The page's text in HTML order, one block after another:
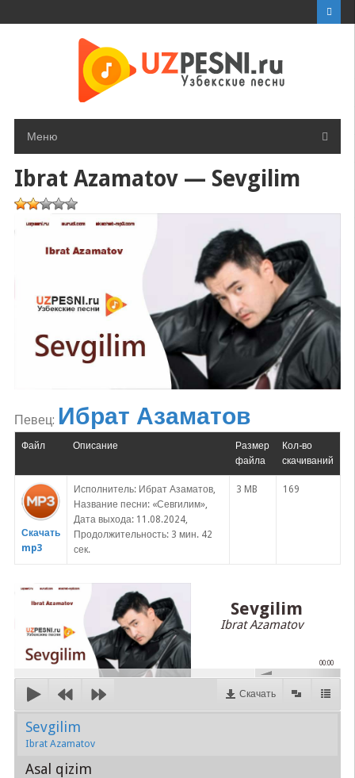
Меню
Ibrat Azamatov — Sevgilim
Певец: Ибрат Азаматов
Файл Описание
Размер
файла
Кол-во
скачиваний
Скачать
mp3
Исполнитель: Ибрат Азаматов,
Название песни: «Севгилим»,
Дата выхода: 11.08.2024,
Продолжительность: 3 мин. 42
сек.
3 MB 169
Sevgilim
Ibrat Azamatov
00:00
Скачать
Sevgilim
Ibrat Azamatov
Asal qizim